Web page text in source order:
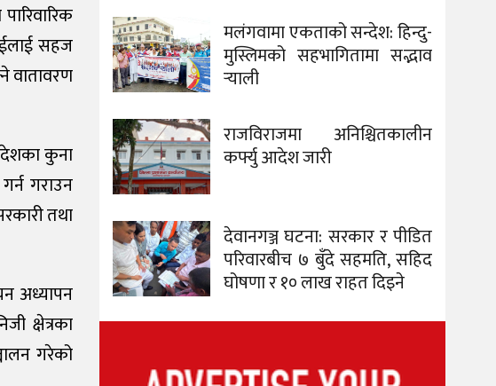
सहज
वातावरण
कुना
गराउन
तथा
अध्यापन
क्षेत्रका
गरेको
मलंगवामा एकताको सन्देश: हिन्दु-
मुस्लिमको सहभागितामा सद्भाव
र्‍याली
राजविराजमा अनिश्चितकालीन
कर्फ्यु आदेश जारी
देवानगञ्ज घटना: सरकार र पीडित
परिवारबीच ७ बुँदे सहमति, सहिद
घोषणा र १० लाख राहत दिइने